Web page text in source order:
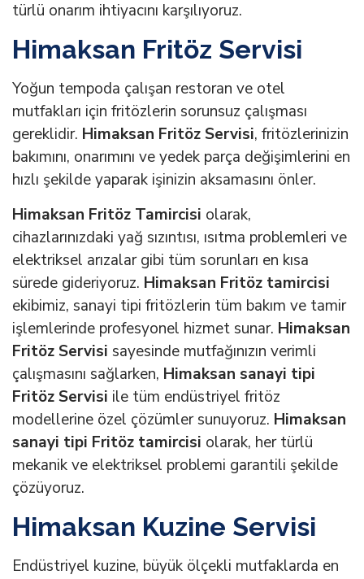
türlü onarım ihtiyacını karşılıyoruz.
Himaksan Fritöz Servisi
Yoğun tempoda çalışan restoran ve otel
mutfakları için fritözlerin sorunsuz çalışması
gereklidir. Himaksan Fritöz Servisi, fritözlerinizin
bakımını, onarımını ve yedek parça değişimlerini en
hızlı şekilde yaparak işinizin aksamasını önler.
Himaksan Fritöz Tamircisi olarak,
cihazlarınızdaki yağ sızıntısı, ısıtma problemleri ve
elektriksel arızalar gibi tüm sorunları en kısa
sürede gideriyoruz. Himaksan Fritöz tamircisi
ekibimiz, sanayi tipi fritözlerin tüm bakım ve tamir
işlemlerinde profesyonel hizmet sunar. Himaksan
Fritöz Servisi sayesinde mutfağınızın verimli
çalışmasını sağlarken, Himaksan sanayi tipi
Fritöz Servisi ile tüm endüstriyel fritöz
modellerine özel çözümler sunuyoruz. Himaksan
sanayi tipi Fritöz tamircisi olarak, her türlü
mekanik ve elektriksel problemi garantili şekilde
çözüyoruz.
Himaksan Kuzine Servisi
Endüstriyel kuzine, büyük ölçekli mutfaklarda en